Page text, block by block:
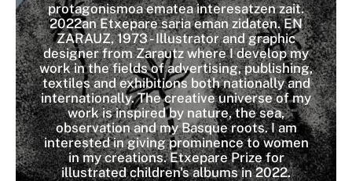
protagonismoa ematea interesatzen zait.
2022an Etxepare saria eman zidaten. EN
ZARAUZ, 1973 - Illustrator and graphic
designer from Zarautz where I develop my
work in the fields of advertising, publishing,
textiles and exhibitions both nationally and
internationally. The creative universe of my
work is inspired by nature, the sea,
observation and my Basque roots. I am
interested in giving prominence to women
in my creations. Etxepare Prize for
illustrated children's albums in 2022.